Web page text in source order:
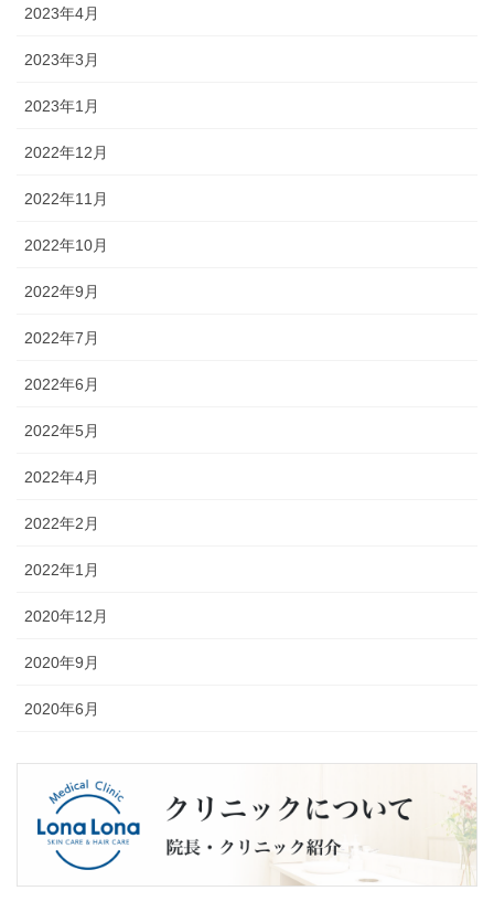
2023年4月
2023年3月
2023年1月
2022年12月
2022年11月
2022年10月
2022年9月
2022年7月
2022年6月
2022年5月
2022年4月
2022年2月
2022年1月
2020年12月
2020年9月
2020年6月